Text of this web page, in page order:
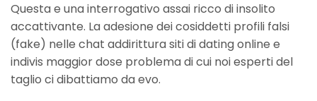
Questa e una interrogativo assai ricco di insolito
accattivante. La adesione dei cosiddetti profili falsi
(fake) nelle chat addirittura siti di dating online e
indivis maggior dose problema di cui noi esperti del
taglio ci dibattiamo da evo.